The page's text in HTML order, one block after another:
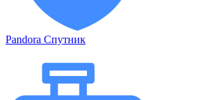
Pandora Спутник